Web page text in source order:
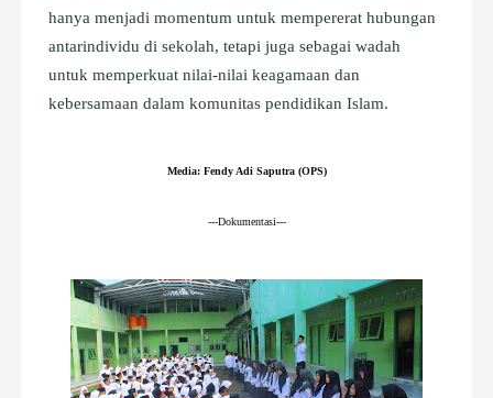
hanya menjadi momentum untuk mempererat hubungan
antarindividu di sekolah, tetapi juga sebagai wadah
untuk memperkuat nilai-nilai keagamaan dan
kebersamaan dalam komunitas pendidikan Islam.
Media: Fendy Adi Saputra (OPS)
---Dokumentasi---